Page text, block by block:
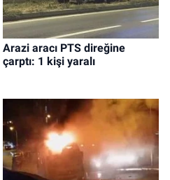
Arazi aracı PTS direğine
çarptı: 1 kişi yaralı